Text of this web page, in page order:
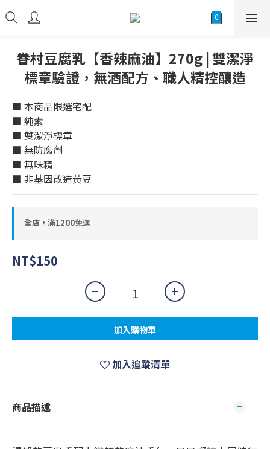
眷村豆腐乳【香辣麻油】270g | 雙潔淨
標章驗證，無酒配方、職人精控釀造
■ 本商品限選宅配
■ 純素
■ 雙潔淨標章
■ 無防腐劑
■ 無味精
■ 非基因改造黃豆
全店，滿1200免運
NT$150
加入購物車
加入追蹤清單
商品描述